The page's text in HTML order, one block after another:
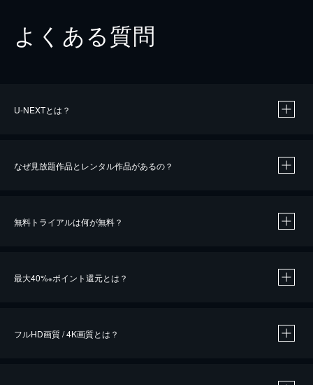
よくある質問
U-NEXTとは？
なぜ見放題作品とレンタル作品があるの？
無料トライアルは何が無料？
最大40%※ポイント還元とは？
フルHD画質 / 4K画質とは？